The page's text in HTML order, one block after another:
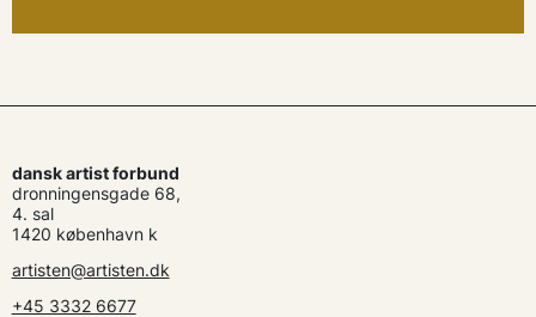
dansk artist forbund
dronningensgade 68,
4. sal
1420 københavn k
artisten@artisten.dk
+45 3332 6677